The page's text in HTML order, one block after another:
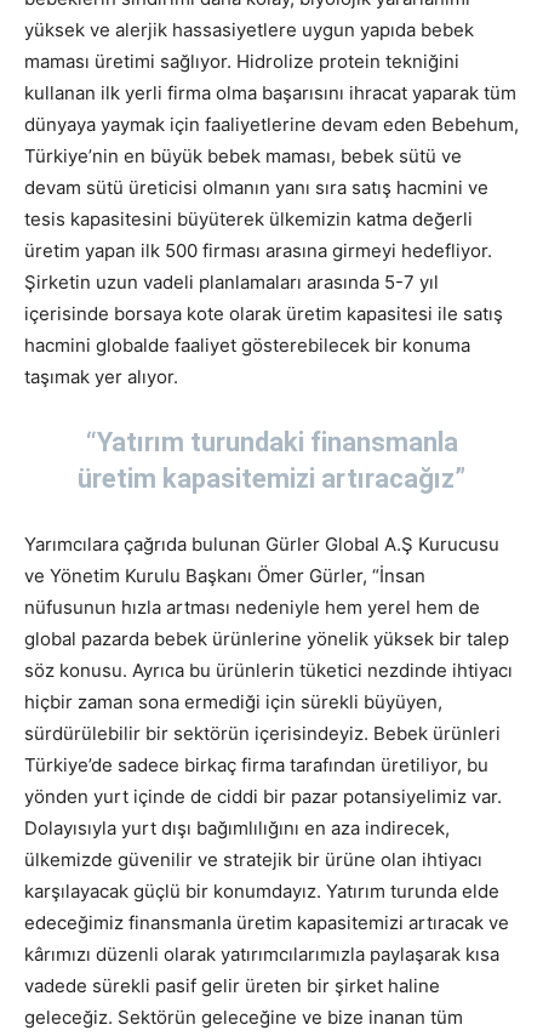
yüksek ve alerjik hassasiyetlere uygun yapıda bebek
maması üretimi sağlıyor. Hidrolize protein tekniğini
kullanan ilk yerli firma olma başarısını ihracat yaparak tüm
dünyaya yaymak için faaliyetlerine devam eden Bebehum,
Türkiye’nin en büyük bebek maması, bebek sütü ve
devam sütü üreticisi olmanın yanı sıra satış hacmini ve
tesis kapasitesini büyüterek ülkemizin katma değerli
üretim yapan ilk 500 firması arasına girmeyi hedefliyor.
Şirketin uzun vadeli planlamaları arasında 5-7 yıl
içerisinde borsaya kote olarak üretim kapasitesi ile satış
hacmini globalde faaliyet gösterebilecek bir konuma
taşımak yer alıyor.
“Yatırım turundaki finansmanla
üretim kapasitemizi artıracağız”
Yarımcılara çağrıda bulunan Gürler Global A.Ş Kurucusu
ve Yönetim Kurulu Başkanı Ömer Gürler, “İnsan
nüfusunun hızla artması nedeniyle hem yerel hem de
global pazarda bebek ürünlerine yönelik yüksek bir talep
söz konusu. Ayrıca bu ürünlerin tüketici nezdinde ihtiyacı
hiçbir zaman sona ermediği için sürekli büyüyen,
sürdürülebilir bir sektörün içerisindeyiz. Bebek ürünleri
Türkiye’de sadece birkaç firma tarafından üretiliyor, bu
yönden yurt içinde de ciddi bir pazar potansiyelimiz var.
Dolayısıyla yurt dışı bağımlılığını en aza indirecek,
ülkemizde güvenilir ve stratejik bir ürüne olan ihtiyacı
karşılayacak güçlü bir konumdayız. Yatırım turunda elde
edeceğimiz finansmanla üretim kapasitemizi artıracak ve
kârımızı düzenli olarak yatırımcılarımızla paylaşarak kısa
vadede sürekli pasif gelir üreten bir şirket haline
geleceğiz. Sektörün geleceğine ve bize inanan tüm